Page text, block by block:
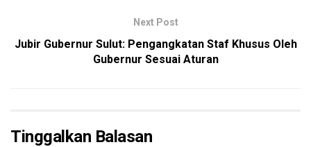
Next Post
Jubir Gubernur Sulut: Pengangkatan Staf Khusus Oleh
Gubernur Sesuai Aturan
Tinggalkan Balasan